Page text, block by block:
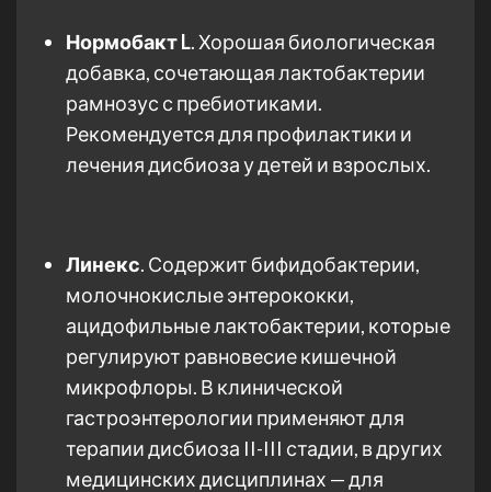
Нормобакт L. Хорошая биологическая
добавка, сочетающая лактобактерии
рамнозус с пребиотиками.
Рекомендуется для профилактики и
лечения дисбиоза у детей и взрослых.
Линекс. Содержит бифидобактерии,
молочнокислые энтерококки,
ацидофильные лактобактерии, которые
регулируют равновесие кишечной
микрофлоры. В клинической
гастроэнтерологии применяют для
терапии дисбиоза II-III стадии, в других
медицинских дисциплинах — для